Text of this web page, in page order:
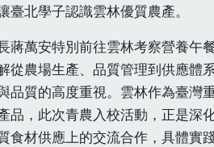
臺北學子認識雲林優質農產。
蔣萬安特別前往雲林考察營養午
從農場生產、品質管理到供應體
品質的高度重視。雲林作為臺灣
品，此次青農入校活動，正是深
食材供應上的交流合作，具體實